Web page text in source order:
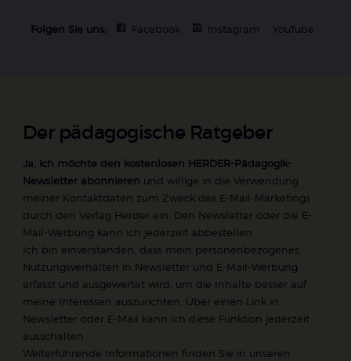
Folgen Sie uns: Facebook Instagram YouTube
Der pädagogische Ratgeber
Ja, ich möchte den kostenlosen HERDER-Pädagogik-
Newsletter abonnieren und willige in die Verwendung
meiner Kontaktdaten zum Zweck des E-Mail-Marketings
durch den Verlag Herder ein. Den Newsletter oder die E-
Mail-Werbung kann ich jederzeit abbestellen.
Ich bin einverstanden, dass mein personenbezogenes
Nutzungsverhalten in Newsletter und E-Mail-Werbung
erfasst und ausgewertet wird, um die Inhalte besser auf
meine Interessen auszurichten. Über einen Link in
Newsletter oder E-Mail kann ich diese Funktion jederzeit
ausschalten.
Weiterführende Informationen finden Sie in unseren